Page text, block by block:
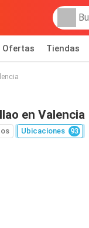
Ofertas Tiendas
en Valencia
Ubicaciones 93